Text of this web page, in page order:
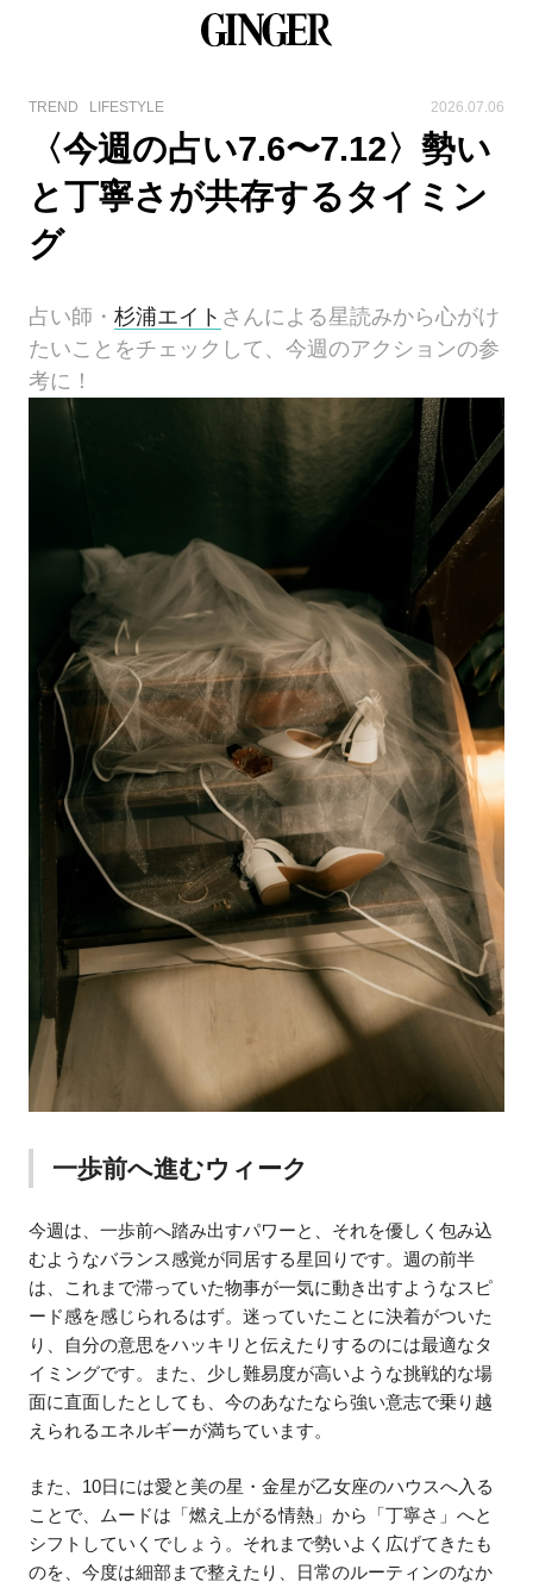
TREND LIFESTYLE 2026.07.06
〈今週の占い7.6〜7.12〉勢い
と丁寧さが共存するタイミン
グ
占い師・杉浦エイト さんによる星読みから心がけ
たいことをチェックして、今週のアクションの参
考に！
一歩前へ進むウィーク
今週は、一歩前へ踏み出すパワーと、それを優しく包み込
むようなバランス感覚が同居する星回りです。週の前半
は、これまで滞っていた物事が一気に動き出すようなスピ
ード感を感じられるはず。迷っていたことに決着がついた
り、自分の意思をハッキリと伝えたりするのには最適なタ
イミングです。また、少し難易度が高いような挑戦的な場
面に直面したとしても、今のあなたなら強い意志で乗り越
えられるエネルギーが満ちています。
また、10日には愛と美の星・金星が乙女座のハウスへ入る
ことで、ムードは「燃え上がる情熱」から「丁寧さ」へと
シフトしていくでしょう。それまで勢いよく広げてきたも
のを、今度は細部まで整えたり、日常のルーティンのなか